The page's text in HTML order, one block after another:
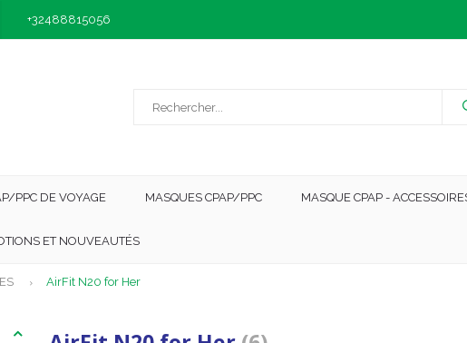
+32488815056
PPC DE VOYAGE MASQUES CPAP/PPC MASQUE CPAP -
ET NOUVEAUTÉS
AirFit N20 for Her